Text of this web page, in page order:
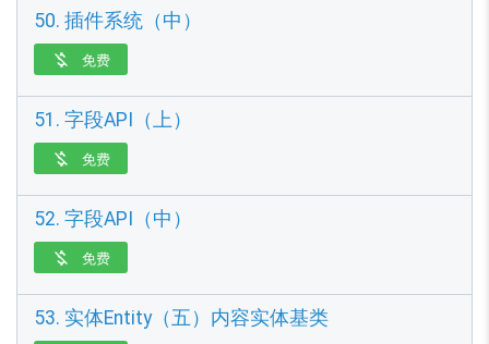
50. 插件系统（中）
 免费
51. 字段API（上）
 免费
52. 字段API（中）
 免费
53. 实体Entity（五）内容实体基类